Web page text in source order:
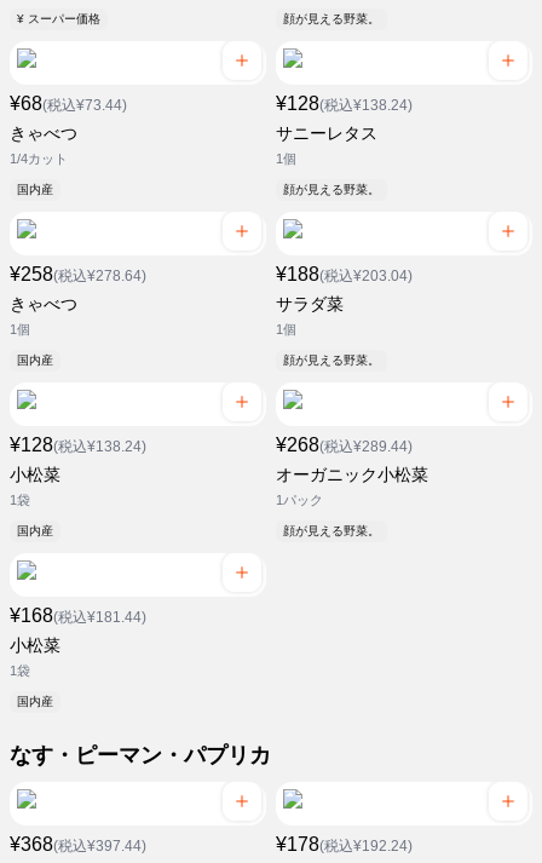
¥ スーパー価格 顔が見える野菜。
¥68(税込¥73.44)
きゃべつ
1/4カット
国内産
¥128(税込¥138.24)
サニーレタス
1個
顔が見える野菜。
¥258(税込¥278.64)
きゃべつ
1個
国内産
¥188(税込¥203.04)
サラダ菜
1個
顔が見える野菜。
¥128(税込¥138.24)
小松菜
1袋
国内産
¥268(税込¥289.44)
オーガニック小松菜
1パック
顔が見える野菜。
¥168(税込¥181.44)
小松菜
1袋
国内産
なす・ピーマン・パプリカ
¥368(税込¥397.44) ¥178(税込¥192.24)